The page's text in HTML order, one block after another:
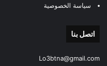
سياسة الخصوصية
اتصل بنا
Lo3btna@gmail.com